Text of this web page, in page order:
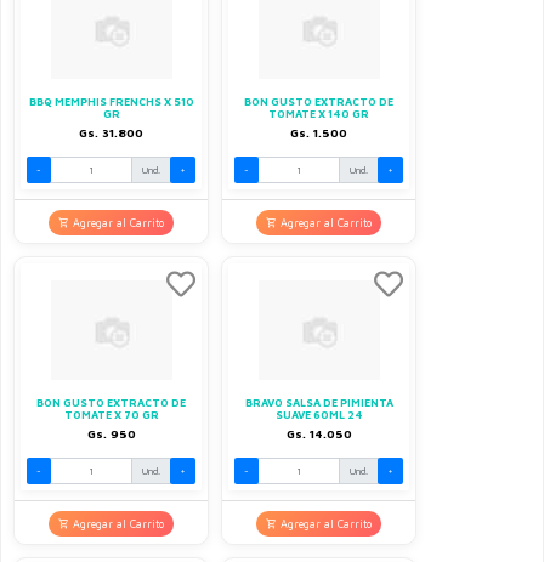
BBQ MEMPHIS FRENCHS X 510
GR
Gs. 31.800
- Und. +
Agregar al Carrito
BON GUSTO EXTRACTO DE
TOMATE X 140 GR
Gs. 1.500
- Und. +
Agregar al Carrito
BON GUSTO EXTRACTO DE
TOMATE X 70 GR
Gs. 950
- Und. +
Agregar al Carrito
BRAVO SALSA DE PIMIENTA
SUAVE 60ML 24
Gs. 14.050
- Und. +
Agregar al Carrito